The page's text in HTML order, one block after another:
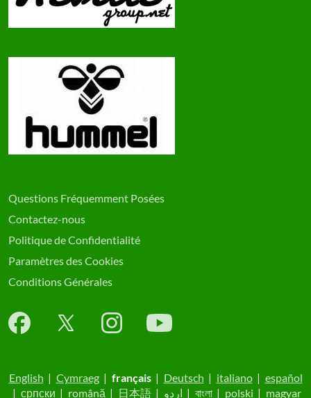
Questions Fréquemment Posées
Contactez-nous
Politique de Confidentialité
Paramètres des Cookies
Conditions Générales
English | Cymraeg| français| Deutsch | italiano| español
| српски | română | 日本語| اردو | বাংলা| polski | magyar